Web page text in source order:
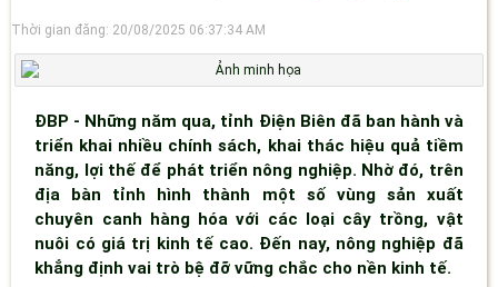
Thời gian đăng: 20/08/2025 06:37:34 AM
ĐBP - Những năm qua, tỉnh Điện Biên đã ban hành và
triển khai nhiều chính sách, khai thác hiệu quả tiềm
năng, lợi thế để phát triển nông nghiệp. Nhờ đó, trên
địa bàn tỉnh hình thành một số vùng sản xuất
chuyên canh hàng hóa với các loại cây trồng, vật
nuôi có giá trị kinh tế cao. Đến nay, nông nghiệp đã
khẳng định vai trò bệ đỡ vững chắc cho nền kinh tế.